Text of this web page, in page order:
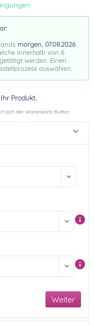
morgen, 07.08.2026
innerhalb von 6
getätigt werden. Einen
auswählen.
Produkt.
sich der Warenkorb-Button.
Weiter